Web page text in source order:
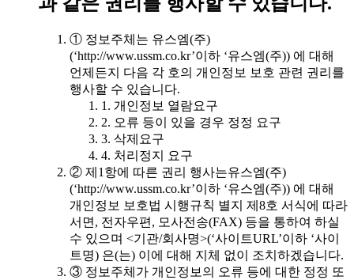
① 정보주체는 유스엠(주)
(‘http://www.ussm.co.kr’이하 ‘유스엠(주)) 에 대해
언제든지 다음 각 호의 개인정보 보호 관련 권리를
행사할 수 있습니다.
1. 개인정보 열람요구
2. 오류 등이 있을 경우 정정 요구
3. 삭제요구
4. 처리정지 요구
② 제1항에 따른 권리 행사는유스엠(주)
(‘http://www.ussm.co.kr’이하 ‘유스엠(주)) 에 대해
개인정보 보호법 시행규칙 별지 제8호 서식에 따라
서면, 전자우편, 모사전송(FAX) 등을 통하여 하실
수 있으며 <기관/회사명>(‘사이트URL’이하 ‘사이
트명) 은(는) 이에 대해 지체 없이 조치하겠습니다.
③ 정보주체가 개인정보의 오류 등에 대한 정정 또